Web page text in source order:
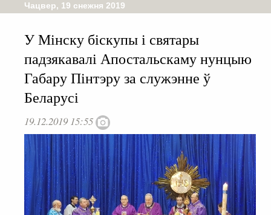
Чацвер, 19 снежня 2019
У Мінску біскупы і святары
падзякавалі Апостальскаму нунцыю
Габару Пінтэру за служэнне ў
Беларусі
19.12.2019 15:55